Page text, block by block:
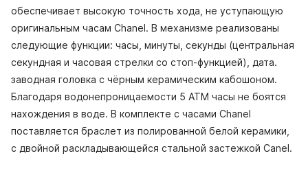
обеспечивает высокую точность хода, не уступающую
оригинальным часам Chanel. В механизме реализованы
следующие функции: часы, минуты, секунды (центральная
секундная и часовая стрелки со стоп-функцией), дата.
заводная головка с чёрным керамическим кабошоном.
Благодаря водонепроницаемости 5 АТМ часы не боятся
нахождения в воде. В комплекте с часами Chanel
поставляется браслет из полированной белой керамики,
с двойной раскладывающейся стальной застежкой Canel.